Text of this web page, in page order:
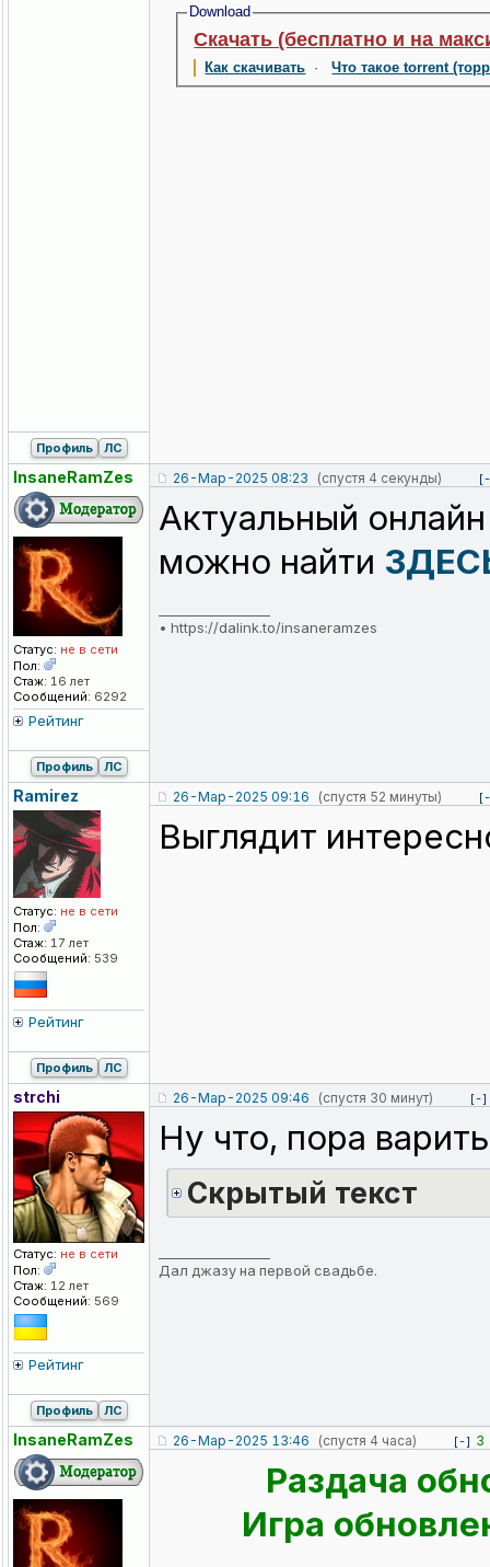
Download
Скачать (бесплатно и на
Как скачивать ·Что такое torrent
Профиль ЛС
InsaneRamZes
Статус: не в сети
Пол:
Стаж: 16 лет
Сообщений: 6292
Рейтинг
26-Мар-2025 08:23 (спустя 4 секунды)
Актуальный
можно найти
• https://dalink.to/insaneramzes
Профиль ЛС
Ramirez
Статус: не в сети
Пол:
Стаж: 17 лет
Сообщений: 539
Рейтинг
26-Мар-2025 09:16 (спустя 52 минуты)
Выглядит
Профиль ЛС
strchi
Статус: не в сети
Пол:
Стаж: 12 лет
Сообщений: 569
Рейтинг
26-Мар-2025 09:46 (спустя 30 минут) [-]
Ну что, пора
Cкрытый текст
Дал джазу на первой свадьбе.
Профиль ЛС
InsaneRamZes 26-Мар-2025 13:46 (спустя 4 часа) [-] 3
Раздача
Игра